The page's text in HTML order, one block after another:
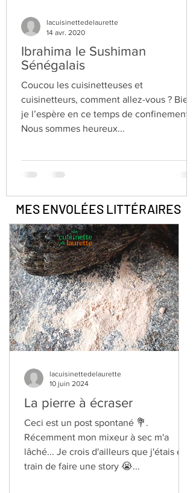
Ibrahima le Sushiman
Sénégalais
Coucou les cuisinetteuses et
cuisinetteurs, comment allez-vous ? Bien
je l’espère en ce temps de confinement.
14 avr. 2020
MES ENVOLÉESLITTÉRAIRES
La pierre à écraser
Ceci est un post spontané 💐.
Récemment mon mixeur à sec m'a
lâché... Je crois d'ailleurs que j'étais en
10 juin 2024